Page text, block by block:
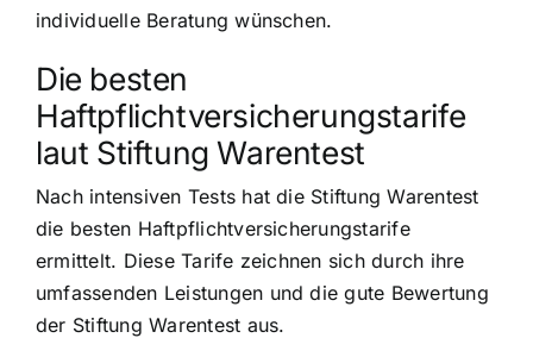
individuelle Beratung wünschen.
Die besten
Haftpflichtversicherungstarife
laut Stiftung Warentest
Nach intensiven Tests hat die Stiftung Warentest
die besten Haftpflichtversicherungstarife
ermittelt. Diese Tarife zeichnen sich durch ihre
umfassenden Leistungen und die gute Bewertung
der Stiftung Warentest aus.